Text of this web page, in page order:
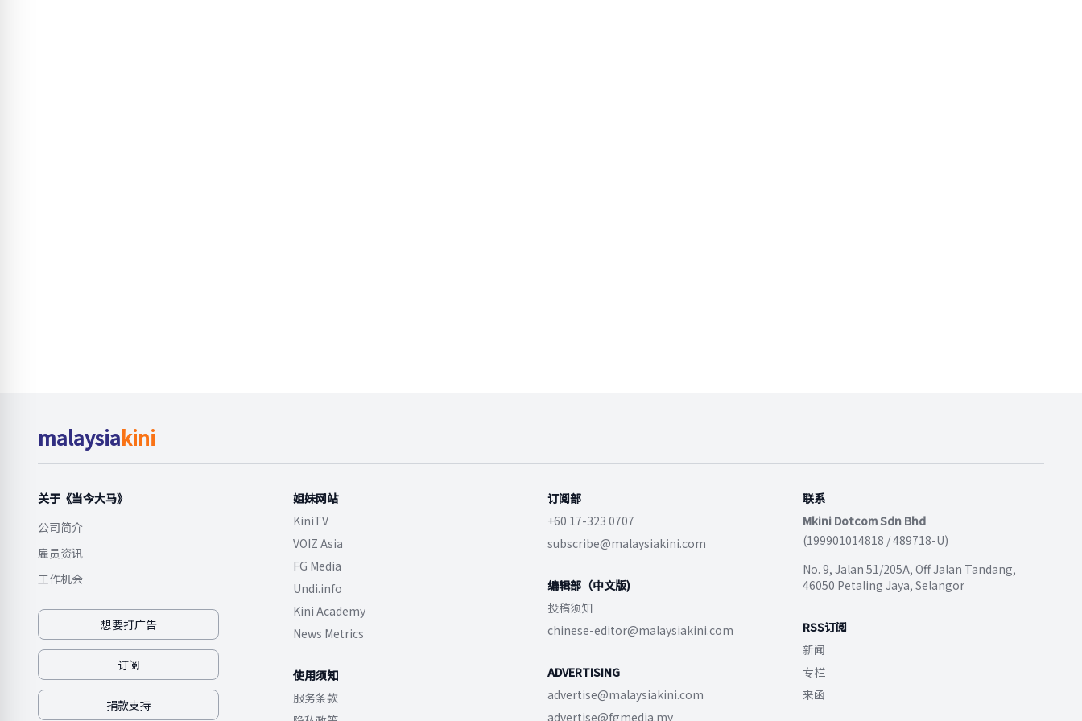
malaysiakini
关于《当今大马》
公司简介
雇员资讯
工作机会
想要打广告
订阅
捐款支持
姐妹网站
KiniTV
VOIZ Asia
FG Media
Undi.info
Kini Academy
News Metrics
使用须知
服务条款
订阅部
+60 17-323 0707
subscribe@malaysiakini.com
编辑部（中文版)
投稿须知
chinese-editor@malaysiakini.com
ADVERTISING
advertise@malaysiakini.com
advertise@fgmedia.my
联系
Mkini Dotcom Sdn Bhd
(199901014818 / 489718-U)
No. 9, Jalan 51/205A, Off Jalan Tandang,
46050 Petaling Jaya, Selangor
RSS订阅
新闻
专栏
来函